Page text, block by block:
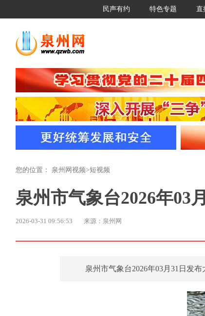
民声有约 特色专题 直
您的位置： 泉州网视频>短视频
泉州市气象台2026年03
2026-03-31 09:56:53 来源：泉州网
泉州市气象台2026年03月31日发